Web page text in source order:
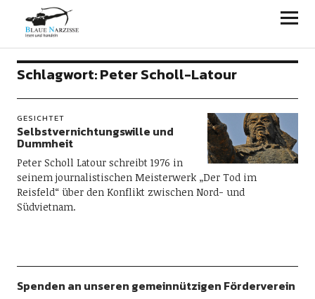
Blaue Narzisse
Schlagwort:Peter Scholl-Latour
GESICHTET
Selbstvernichtungswille und
Dummheit
Peter Scholl Latour schreibt 1976 in
seinem journalistischen Meisterwerk „Der Tod im
Reisfeld“ über den Konflikt zwischen Nord- und
Südvietnam.
Spenden an unseren gemeinnützigen Förderverein